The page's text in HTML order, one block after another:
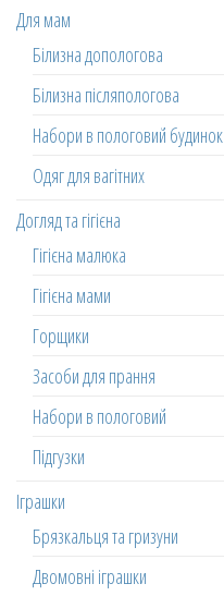
Для мам
Білизна допологова
Білизна післяпологова
Набори в пологовий будинок
Одяг для вагітних
Догляд та гігієна
Гігієна малюка
Гігієна мами
Горщики
Засоби для прання
Набори в пологовий
Підгузки
Іграшки
Брязкальця та гризуни
Двомовні іграшки